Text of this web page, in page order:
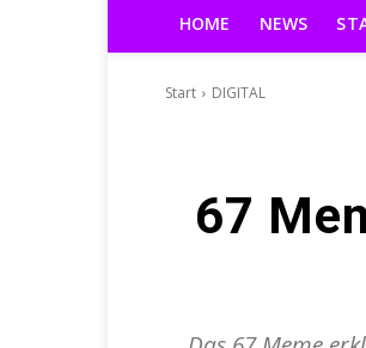
HOME NEWS
Start DIGITAL
67